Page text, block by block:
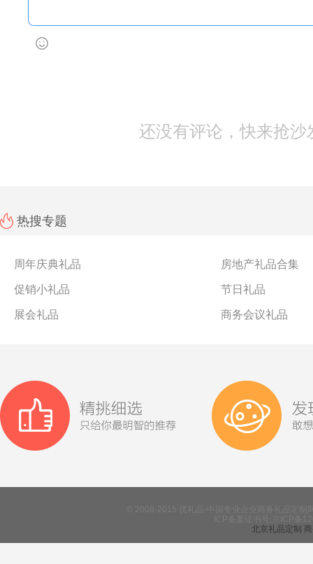
还没有评论，快来抢沙
热搜专题
周年庆典礼品 房地产礼品合集
促销小礼品 节日礼品
展会礼品 商务会议礼品
北京礼品定制